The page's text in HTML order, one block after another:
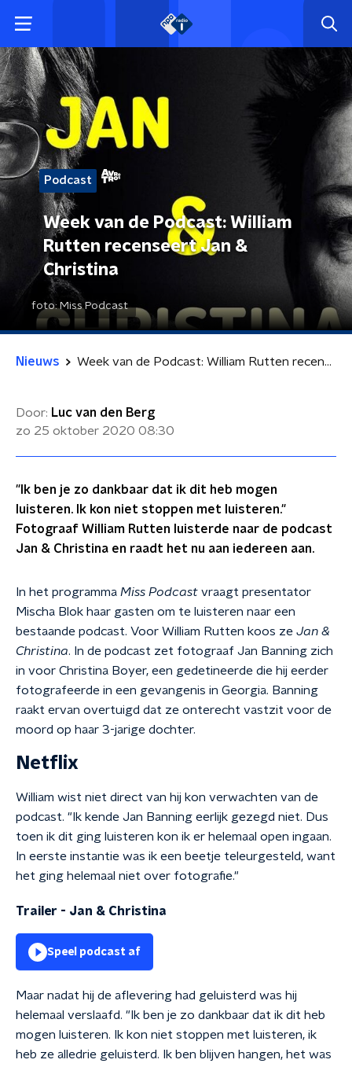
Podcast
Week van de Podcast: William
Rutten recenseert Jan &
Christina
foto:Miss Podcast
Nieuws Week van de Podcast: William Rutten recenseert Jan & Christina
Door: Luc van den Berg
zo 25 oktober 2020 08:30
"Ik ben je zo dankbaar dat ik dit heb mogen
luisteren. Ik kon niet stoppen met luisteren."
Fotograaf William Rutten luisterde naar de podcast
Jan & Christina en raadt het nu aan iedereen aan.
In het programma Miss Podcast vraagt presentator
Mischa Blok haar gasten om te luisteren naar een
bestaande podcast. Voor William Rutten koos ze Jan &
Christina. In de podcast zet fotograaf Jan Banning zich
in voor Christina Boyer, een gedetineerde die hij eerder
fotografeerde in een gevangenis in Georgia. Banning
raakt ervan overtuigd dat ze onterecht vastzit voor de
moord op haar 3-jarige dochter.
Netflix
William wist niet direct van hij kon verwachten van de
podcast. "Ik kende Jan Banning eerlijk gezegd niet. Dus
toen ik dit ging luisteren kon ik er helemaal open ingaan.
In eerste instantie was ik een beetje teleurgesteld, want
het ging helemaal niet over fotografie."
Trailer - Jan & Christina
Speel podcast af
Maar nadat hij de aflevering had geluisterd was hij
helemaal verslaafd. "Ik ben je zo dankbaar dat ik dit heb
mogen luisteren. Ik kon niet stoppen met luisteren, ik
heb ze alledrie geluisterd. Ik ben blijven hangen, het was